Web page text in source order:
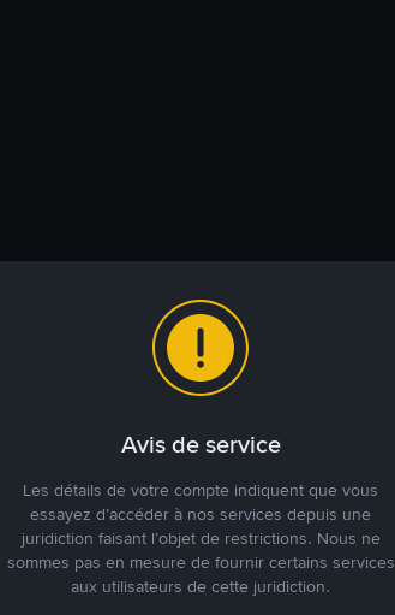
Avis de service
Les détails de votre compte indiquent que vous
essayez d’accéder à nos services depuis une
juridiction faisant l’objet de restrictions. Nous ne
sommes pas en mesure de fournir certains services
aux utilisateurs de cette juridiction.